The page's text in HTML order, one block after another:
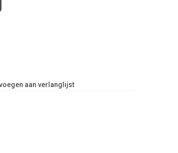
aan verlanglijst